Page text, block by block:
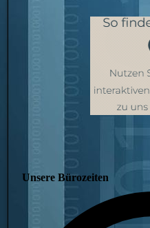
Unsere Bürozeiten